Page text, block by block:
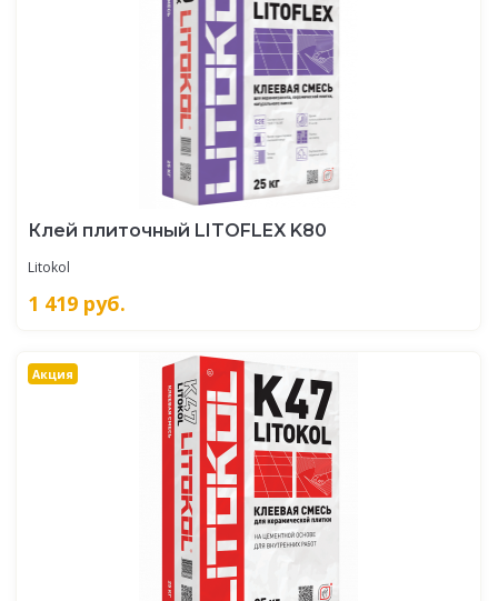
Клей плиточный LITOFLEX K80
Litokol
1 419 руб.
Акция